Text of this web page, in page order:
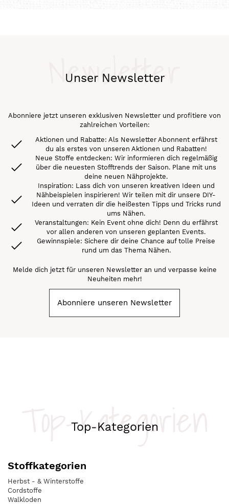
Unser Newsletter
Newsletter
Abonniere jetzt unseren exklusiven Newsletter und profitiere von
zahlreichen Vorteilen:
Aktionen und Rabatte: Als Newsletter Abonnent erfährst
du als erstes von unseren Aktionen und Rabatten!
Neue Stoffe entdecken: Wir informieren dich regelmäßig
über die neuesten Stofftrends der Saison. Plane mit uns
deine neuen Nähprojekte.
Inspiration: Lass dich von unseren kreativen Ideen und
Nähbeispielen inspirieren! Wir teilen mit dir unsere DIY-
Ideen und verraten dir die heißesten Tipps und Tricks rund
ums Nähen.
Veranstaltungen: Kein Event ohne dich! Denn du erfährst
vor allen anderen von unseren geplanten Events.
Gewinnspiele: Sichere dir deine Chance auf tolle Preise
rund um das Thema Nähen.
Melde dich jetzt für unseren Newsletter an und verpasse keine
Neuheiten mehr!
Abonniere unseren Newsletter
Top-Kategorien
Top-Kategorien
Stoffkategorien
Herbst - & Winterstoffe
Cordstoffe
Walkloden